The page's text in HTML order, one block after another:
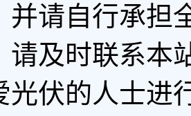
并请自行承担
请及时联系本
光伏的人士进